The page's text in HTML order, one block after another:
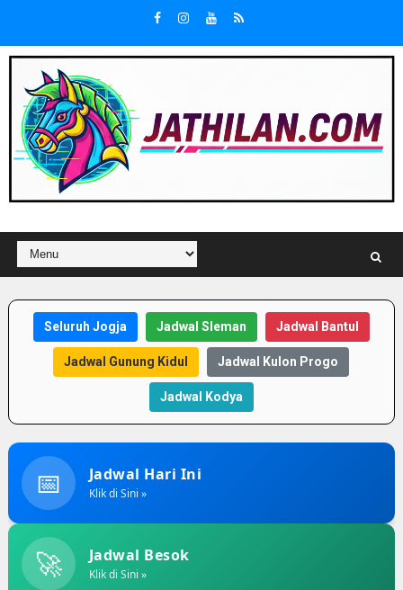
Seluruh Jogja Jadwal Sleman Jadwal Bantul
Jadwal Gunung Kidul Jadwal Kulon Progo
Jadwal Kodya
📅 Jadwal Hari Ini
Klik di Sini »
🚀 Jadwal Besok
Klik di Sini »